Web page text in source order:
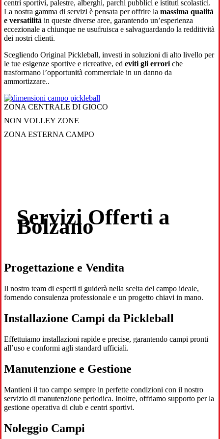
centri sportivi, palestre, alberghi, parchi pubblici e istituti scolastici.
La nostra gamma di servizi è pensata per offrire la massima qualità
e versatilità in queste diverse aree, garantendo un’esperienza
eccezionale a chiunque ne usufruisca e salvaguardando la redditività
dei nostri clienti.
Scegliendo Original Pickleball, investi in soluzioni di alto livello per
le tue esigenze sportive e ricreative, ed eviti gli errori che
trasformano l’opportunità commerciale in un danno da
ammortizzare..
ZONA CENTRALE DI GIOCO
NON VOLLEY ZONE
ZONA ESTERNA CAMPO
Servizi Offerti a
Bolzano
Progettazione e Vendita
Il nostro team di esperti ti guiderà nella scelta del campo ideale,
fornendo consulenza professionale e un progetto chiavi in mano.
Installazione Campi da Pickleball
Effettuiamo installazioni rapide e precise, garantendo campi pronti
all’uso e conformi agli standard ufficiali.
Manutenzione e Gestione
Mantieni il tuo campo sempre in perfette condizioni con il nostro
servizio di manutenzione periodica. Inoltre, offriamo supporto per la
gestione operativa di club e centri sportivi.
Noleggio Campi